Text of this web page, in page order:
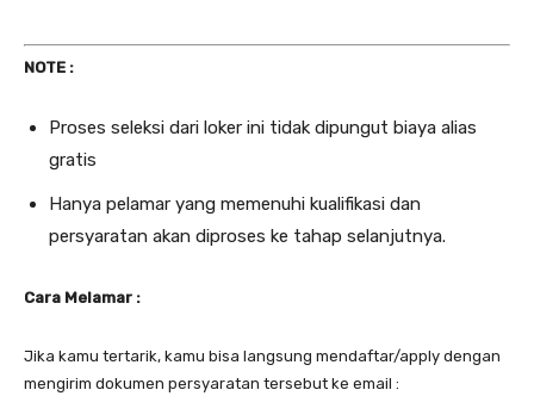
NOTE :
Proses seleksi dari loker ini tidak dipungut biaya alias
gratis
Hanya pelamar yang memenuhi kualifikasi dan
persyaratan akan diproses ke tahap selanjutnya.
Cara Melamar :
Jika kamu tertarik, kamu bisa langsung mendaftar/apply dengan
mengirim dokumen persyaratan tersebut ke email :